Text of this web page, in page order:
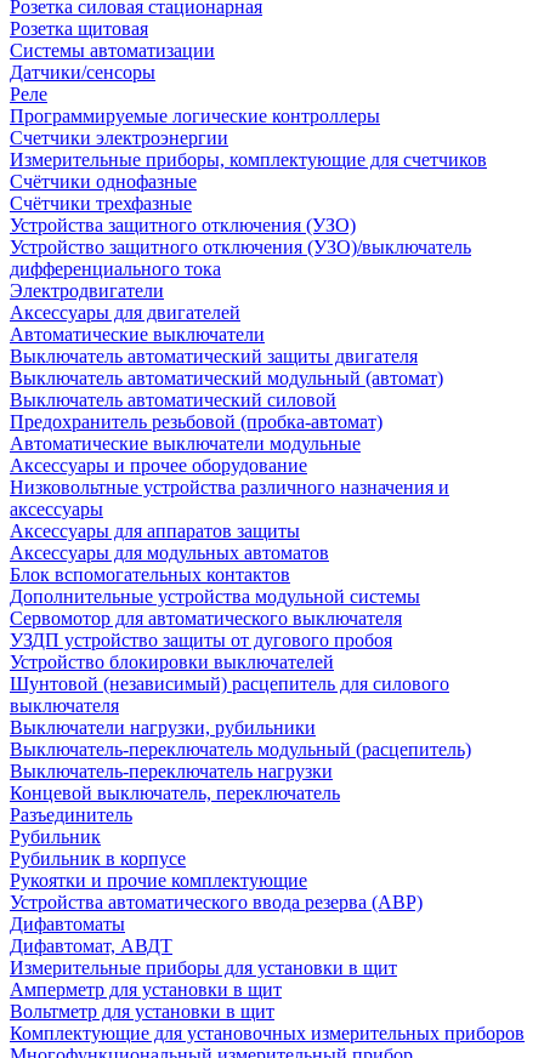
Розетка силовая стационарная
Розетка щитовая
Системы автоматизации
Датчики/сенсоры
Реле
Программируемые логические контроллеры
Счетчики электроэнергии
Измерительные приборы, комплектующие для счетчиков
Счётчики однофазные
Счётчики трехфазные
Устройства защитного отключения (УЗО)
Устройство защитного отключения (УЗО)/выключатель
дифференциального тока
Электродвигатели
Аксессуары для двигателей
Автоматические выключатели
Выключатель автоматический защиты двигателя
Выключатель автоматический модульный (автомат)
Выключатель автоматический силовой
Предохранитель резьбовой (пробка-автомат)
Автоматические выключатели модульные
Аксессуары и прочее оборудование
Низковольтные устройства различного назначения и
аксессуары
Аксессуары для аппаратов защиты
Аксессуары для модульных автоматов
Блок вспомогательных контактов
Дополнительные устройства модульной системы
Сервомотор для автоматического выключателя
УЗДП устройство защиты от дугового пробоя
Устройство блокировки выключателей
Шунтовой (независимый) расцепитель для силового
выключателя
Выключатели нагрузки, рубильники
Выключатель-переключатель модульный (расцепитель)
Выключатель-переключатель нагрузки
Концевой выключатель, переключатель
Разъединитель
Рубильник
Рубильник в корпусе
Рукоятки и прочие комплектующие
Устройства автоматического ввода резерва (АВР)
Дифавтоматы
Дифавтомат, АВДТ
Измерительные приборы для установки в щит
Амперметр для установки в щит
Вольтметр для установки в щит
Комплектующие для установочных измерительных приборов